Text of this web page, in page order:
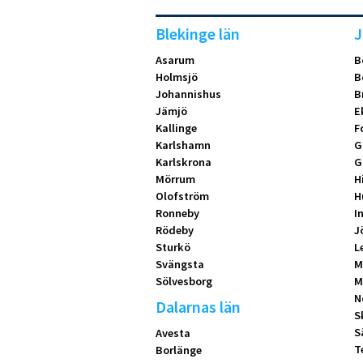
Blekinge län
Asarum
Holmsjö
Johannishus
Jämjö
Kallinge
Karlshamn
Karlskrona
Mörrum
Olofström
Ronneby
Rödeby
Sturkö
Svängsta
Sölvesborg
Dalarnas län
Avesta
Borlänge